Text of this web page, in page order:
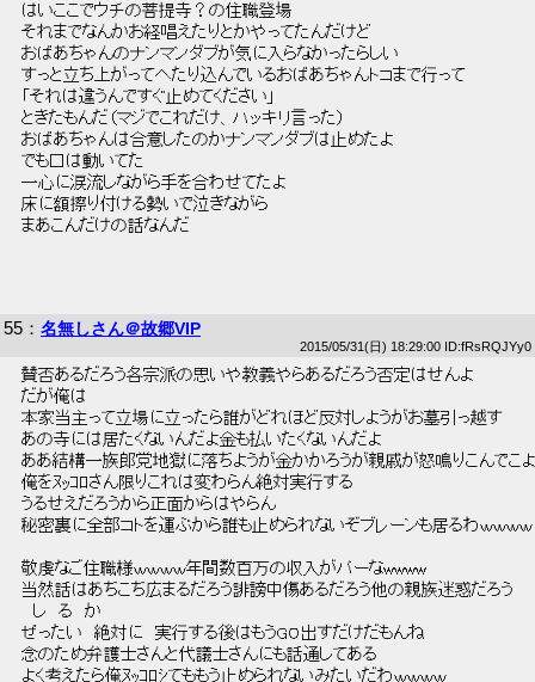
はいここでウチの菩提寺？の住職登場
それまでなんかお経唱えたりとかやってたんだけど
おばあちゃんのナンマンダブが気に入らなかったらしい
すっと立ち上がってへたり込んでいるおばあちゃんトコまで行って
「それは違うんですぐ止めてください」
ときたもんだ（マジでこれだけ、ハッキリ言った）
おばあちゃんは合意したのかナンマンダブは止めたよ
でも口は動いてた
一心に涙流しながら手を合わせてたよ
床に額擦り付ける勢いで泣きながら
まあこんだけの話なんだ
55 ： 名無しさん＠故郷VIP
2015/05/31(日) 18:29:00 ID:fRsRQJYy0
賛否あるだろう各宗派の思いや教義やらあるだろう否定はせんよ
だが俺は
本家当主って立場に立ったら誰がどれほど反対しようがお墓引っ越す
あの寺には居たくないんだよ金も払いたくないんだよ
ああ結構一族郎党地獄に落ちようが金かかろうが親戚が怒鳴りこんでこ
俺をﾇｯｺﾛさん限りこれは変わらん絶対実行する
うるせえだろうから正面からはやらん
秘密裏に全部コトを運ぶから誰も止められないぞブレーンも居るわｗｗｗ
敬虔なご住職様ｗｗｗｗ年間数百万の収入がパーなwwww
当然話はあちこち広まるだろう誹謗中傷あるだろう他の親族迷惑だろう
し　る　か
ぜったい　絶対に　実行する後はもうGO出すだけだもんね
念のため弁護士さんと代議士さんにも話通してある
よく考えたら俺ﾇｯｺﾛｼてももう止められないみたいだわｗｗｗｗ